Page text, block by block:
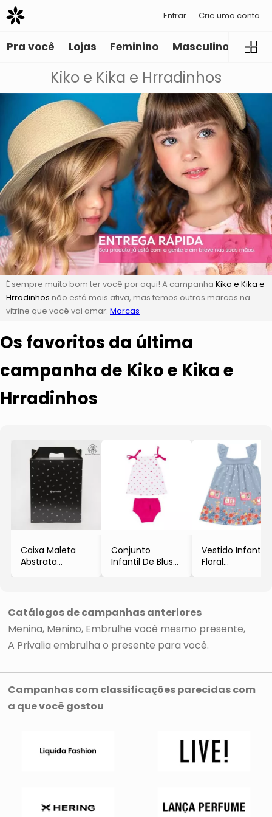
Entrar Crie uma conta
Pra você Lojas Feminino Masculino
Kiko e Kika e Hrradinhos
É sempre muito bom ter você por aqui! A campanha Kiko e Kika e
Hrradinhos não está mais ativa, mas temos outras marcas na
vitrine que você vai amar: Marcas
Os favoritos da última
campanha de Kiko e Kika e
Hrradinhos
Caixa Maleta
Abstrata
- Cromus
Conjunto
Infantil De Blusa
Vestido Infantil
Floral
Catálogos de campanhas anteriores
Menina Menino Embrulhe você mesmo presente
A Privalia embrulha o presente para você
Campanhas com classificações parecidas com
a que você gostou